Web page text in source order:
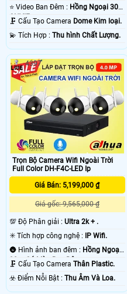
⭐ Video Ban Đêm : Hồng Ngoại 30m
ONVIF.
🗜️ Cấu Tạo Camera Dome Kim loại.
️💫 Tích Hợp : Thu hình Chất Lượng.
Trọn Bộ Camera Wifi Ngoài Trời
Full Color DH-F4C-LED Ip
Giá Bán: 5,199,000 ₫
Giá gốc: 9,565,000 ₫
💯 Độ Phân giải : Ultra 2k + .
✳️ Tích hợp công nghệ : IP Wifi.
🌚 Hình ảnh ban đêm : Hồng Ngoại
30m Có Màu Ban Ðêm.
🗜️ Cấu Tạo Camera Thân Plastic.
️☣️ Điểm Nỗi Bật : Thu Âm Và Loa.
4397